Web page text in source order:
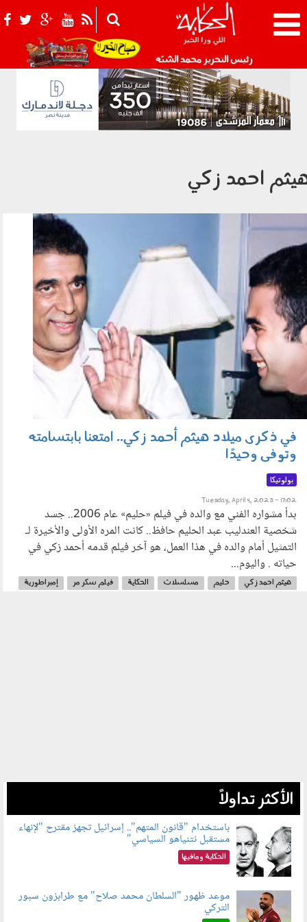
رئيس التحرير محمد الشبّه 021_2.png
احمد زكي
elaosboa06193.png
في ذكرى ميلاد هيثم أحمد زكي.. امتعنا بابتسامته
وتوفى وحيدًا
بولوتيكا
Tuesday, April 4, 2023 - 17:02
بدأ مشواره الفني مع والده في فيلم «حليم» عام 2006.. جسد
شخصية العندليب عبد الحليم حافظ.. كانت المره الأولى والأخيرة لـ
التمثيل أمام والده في هذا العمل، هو آخر فيلم قدمه أحمد زكي في
حياته . واليوم...
هيثم احمد زكي حليم مسلسلات الحكاية فيلم سكر مر إمبراطورية
الأكثر تداولاً
090801.jpg
باستخدام "قانون المتهم".. إسرائيل تجهز مقترح "لإنهاء
مستقبل نتنياهو السياسي"
الحكاية ومافيها
090802.jpg
موعد ظهور "السلطان محمد صلاح" مع طرابزون سبور
التركي